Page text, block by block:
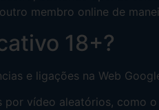
membro online de
18+?
e ligações na Web
vídeo aleatórios, como